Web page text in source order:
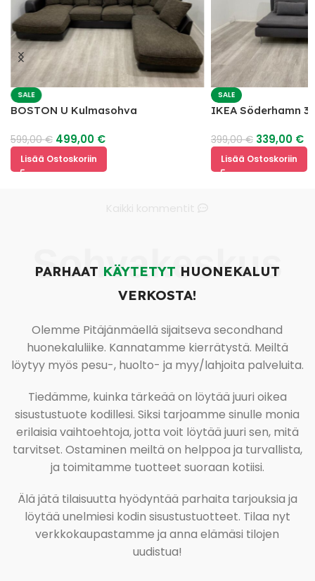
SALE
BOSTON U Kulmasohva
599,00€ 499,00 €
Lisää Ostoskoriin
SALE
IKEA Söderhamn
399,00€ 339,00 €
Lisää Ostoskoriin
Sohvakeskus
PARHAAT KÄYTETYT HUONEKALUT
VERKOSTA!
Olemme Pitäjänmäellä sijaitseva secondhand
huonekaluliike. Kannatamme kierrätystä. Meiltä
löytyy myös pesu-, huolto- ja myy/lahjoita palveluita.
Tiedämme, kuinka tärkeää on löytää juuri oikea
sisustustuote kodillesi. Siksi tarjoamme sinulle monia
erilaisia vaihtoehtoja, jotta voit löytää juuri sen, mitä
tarvitset. Ostaminen meiltä on helppoa ja turvallista,
ja toimitamme tuotteet suoraan kotiisi.
Älä jätä tilaisuutta hyödyntää parhaita tarjouksia ja
löytää unelmiesi kodin sisustustuotteet. Tilaa nyt
verkkokaupastamme ja anna elämäsi tilojen
uudistua!